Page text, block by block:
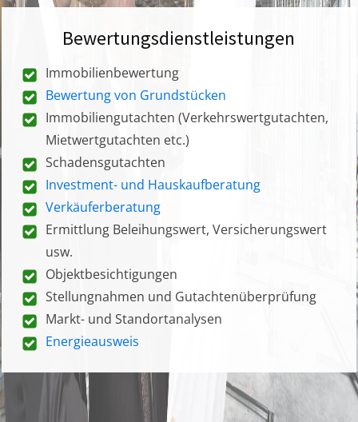
Bewertungsdienstleistungen
Immobilienbewertung
Bewertung von Grundstücken
Immobiliengutachten (Verkehrswertgutachten,
Mietwertgutachten etc.)
Schadensgutachten
Investment- und Hauskaufberatung
Verkäuferberatung
Ermittlung Beleihungswert, Versicherungswert
usw.
Objektbesichtigungen
Stellungnahmen und Gutachtenüberprüfung
Markt- und Standortanalysen
Energieausweis